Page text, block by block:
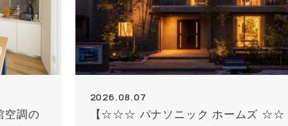
空調の
2026.08.07
【☆☆☆ パナソニック ホームズ ☆☆